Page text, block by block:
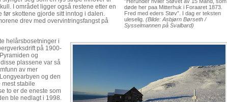
”Herunder hviler Støvet av 15 Mand, som
døde her paa Mitterhuk i Foraaret 1873.
Fred med eders Støv”. I dag er teksten
uleselig. (Bilde: Asbjørn Børseth /
Sysselmannen på Svalbard)
I området ligger også restene etter en
skottene gjorde sitt inntog i dalen.
drev med overvintringsfangst på
helårsbosetninger i
på 1900-
og
plassene var så
av mer
og den
stabile
to er de eneste som
ble nedlagt i 1998.